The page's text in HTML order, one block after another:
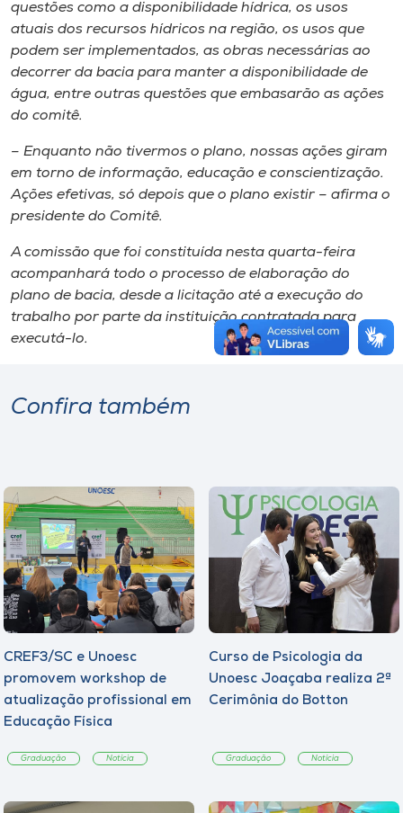
questões como a disponibilidade hídrica, os usos
atuais dos recursos hídricos na região, os usos que
podem ser implementados, as obras necessárias ao
decorrer da bacia para manter a disponibilidade de
água, entre outras questões que embasarão as ações
do comitê.
– Enquanto não tivermos o plano, nossas ações giram
em torno de informação, educação e conscientização.
Ações efetivas, só depois que o plano existir – afirma o
presidente do Comitê.
A comissão que foi constituída nesta quarta-feira
acompanhará todo o processo de elaboração do
plano de bacia, desde a licitação até a execução do
trabalho por parte da instituição contratada para
executá-lo.
Confira também
CREF3/SC e Unoesc
promovem workshop de
atualização profissional em
Educação Física
Graduação Notícia
Curso de Psicologia da
Unoesc Joaçaba realiza 2ª
Cerimônia do Botton
Graduação Notícia